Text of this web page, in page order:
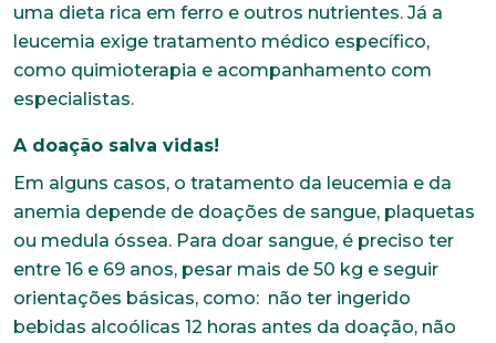
uma dieta rica em ferro e outros nutrientes. Já a
leucemia exige tratamento médico específico,
como quimioterapia e acompanhamento com
especialistas.
A doação salva vidas!
Em alguns casos, o tratamento da leucemia e da
anemia depende de doações de sangue, plaquetas
ou medula óssea. Para doar sangue, é preciso ter
entre 16 e 69 anos, pesar mais de 50 kg e seguir
orientações básicas, como: não ter ingerido
bebidas alcoólicas 12 horas antes da doação, não
Trabalhe conosco
comprometida com o bem-estar dos seus
colaboradores. Preencha todos os dados abaixo e
anexe seu currículo.
*Campos obrigatórios